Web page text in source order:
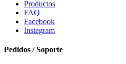
Productos
FAQ
Facebook
Instagram
Pedidos / Soporte